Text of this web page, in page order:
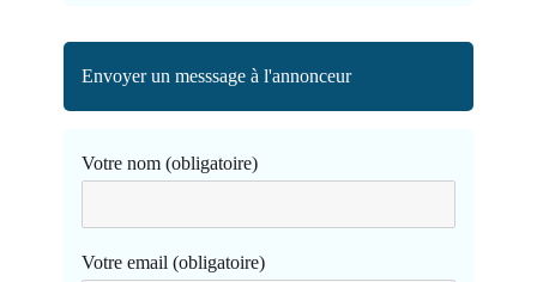
Envoyer un messsage à l'annonceur
Votre nom (obligatoire)
Votre email (obligatoire)